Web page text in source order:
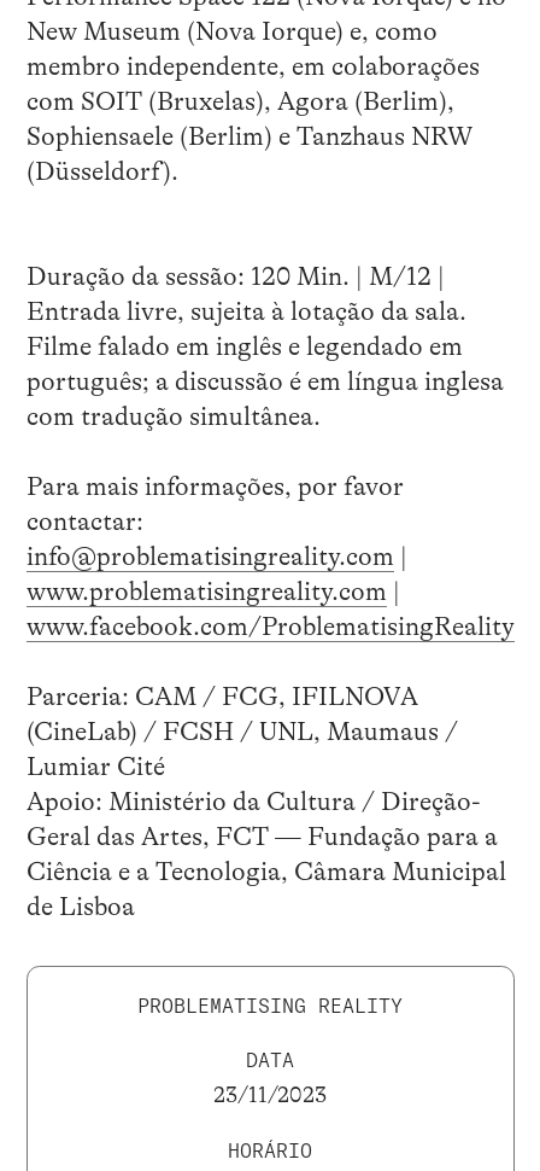
New Museum (Nova Iorque) e, como
membro independente, em colaborações
com SOIT (Bruxelas), Agora (Berlim),
Sophiensaele (Berlim) e Tanzhaus NRW
(Düsseldorf).
Duração da sessão: 120 Min. | M/12 |
Entrada livre, sujeita à lotação da sala.
Filme falado em inglês e legendado em
português; a discussão é em língua inglesa
com tradução simultânea.
Para mais informações, por favor
contactar:
info@problematisingreality.com |
www.problematisingreality.com |
www.facebook.com/ProblematisingReality
Parceria: CAM / FCG, IFILNOVA
(CineLab) / FCSH / UNL, Maumaus /
Lumiar Cité
Apoio: Ministério da Cultura / Direção-
Geral das Artes, FCT — Fundação para a
Ciência e a Tecnologia, Câmara Municipal
de Lisboa
PROBLEMATISING REALITY
DATA
23/11/2023
HORÁRIO